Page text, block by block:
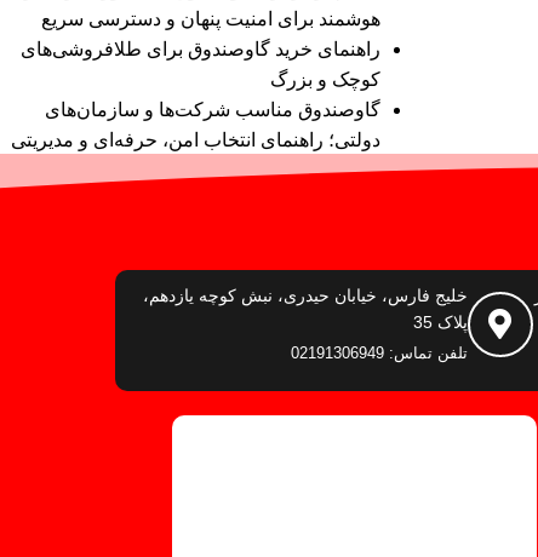
هوشمند برای امنیت پنهان و دسترسی سریع
راهنمای خرید گاوصندوق برای طلافروشی‌های
کوچک و بزرگ
گاوصندوق مناسب شرکت‌ها و سازمان‌های
دولتی؛ راهنمای انتخاب امن، حرفه‌ای و مدیریتی
خلیج فارس، خیابان حیدری، نبش کوچه یازدهم،
پلاک 35
تلفن تماس: 02191306949